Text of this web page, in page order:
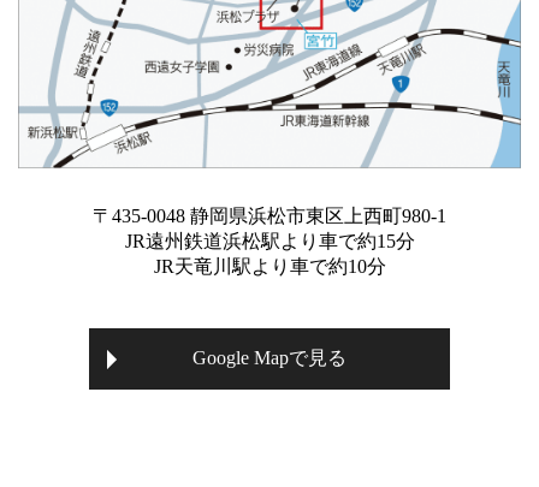
〒435-0048 静岡県浜松市東区上西町980-1
JR遠州鉄道浜松駅より車で約15分
JR天竜川駅より車で約10分
Google Mapで見る